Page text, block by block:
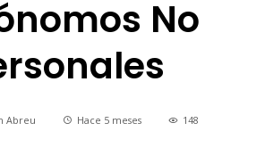
No
Abreu Hace 5 meses 148